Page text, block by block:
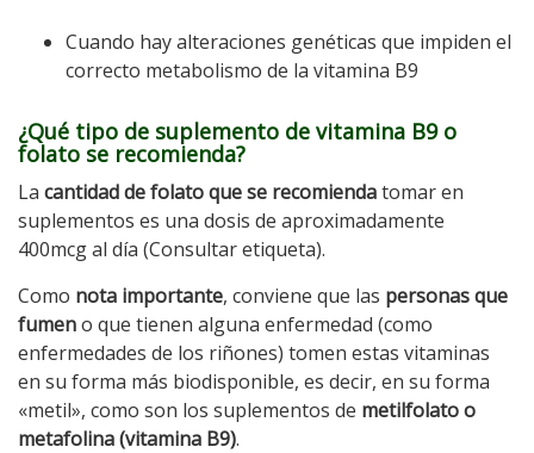
Cuando hay alteraciones genéticas que impiden el
correcto metabolismo de la vitamina B9
¿Qué tipo de suplemento de vitamina B9 o
folato se recomienda?
La cantidad de folato que se recomiendatomar en
suplementos es una dosis de aproximadamente
400mcg al día (Consultar etiqueta).
Como nota importante, conviene que las personas que
fumeno que tienen alguna enfermedad (como
enfermedades de los riñones) tomen estas vitaminas
en su forma más biodisponible, es decir, en su forma
«metil», como son los suplementos de metilfolato o
metafolina (vitamina B9).